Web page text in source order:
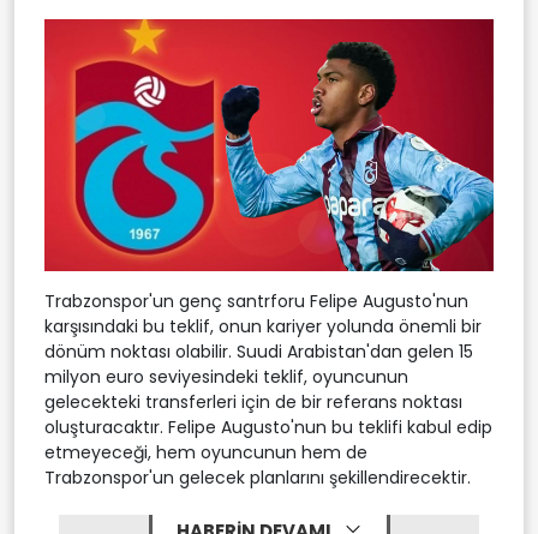
Trabzonspor'un genç santrforu Felipe Augusto'nun
karşısındaki bu teklif, onun kariyer yolunda önemli bir
dönüm noktası olabilir. Suudi Arabistan'dan gelen 15
milyon euro seviyesindeki teklif, oyuncunun
gelecekteki transferleri için de bir referans noktası
oluşturacaktır. Felipe Augusto'nun bu teklifi kabul edip
etmeyeceği, hem oyuncunun hem de
Trabzonspor'un gelecek planlarını şekillendirecektir.